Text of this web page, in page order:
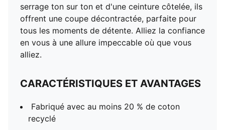
serrage ton sur ton et d'une ceinture côtelée, ils
offrent une coupe décontractée, parfaite pour
tous les moments de détente. Alliez la confiance
en vous à une allure impeccable où que vous
alliez.
CARACTÉRISTIQUES ET AVANTAGES
Fabriqué avec au moins 20 % de coton
recyclé